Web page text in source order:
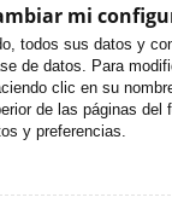
mi
todos sus datos y
de datos. Para
clic en su
de las páginas del
y preferencias.